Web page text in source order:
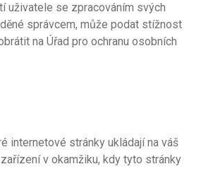
uživatele se zpracováním svých
správcem, může podat stížnost
na Úřad pro ochranu osobních
internetové stránky ukládají na váš
v okamžiku, kdy tyto stránky